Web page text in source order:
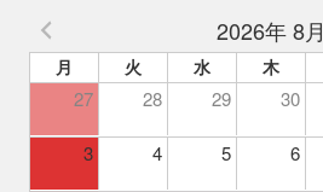
2026年 8月
月 火 水 木
27 28 29 30
3 4 5 6